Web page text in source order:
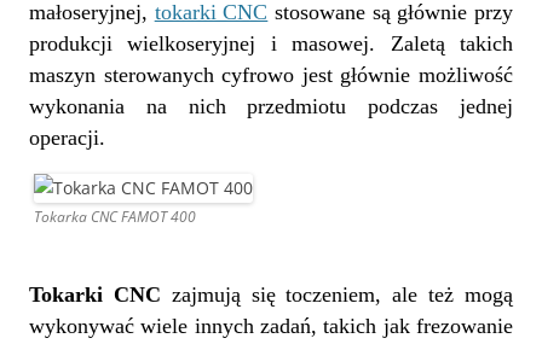
małoseryjnej, tokarki CNC stosowane są głównie przy
produkcji wielkoseryjnej i masowej. Zaletą takich
maszyn sterowanych cyfrowo jest głównie możliwość
wykonania na nich przedmiotu podczas jednej
operacji.
Tokarka CNC FAMOT 400
Tokarki CNC zajmują się toczeniem, ale też mogą
wykonywać wiele innych zadań, takich jak frezowanie